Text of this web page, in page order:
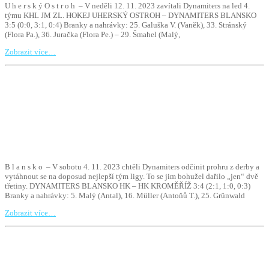
U h e r s k ý O s t r o h – V neděli 12. 11. 2023 zavítali Dynamiters na led 4.
týmu KHL JM ZL. HOKEJ UHERSKÝ OSTROH – DYNAMITERS BLANSKO
3:5 (0:0, 3:1, 0:4) Branky a nahrávky: 25. Galuška V. (Vaněk), 33. Stránský
(Flora Pa.), 36. Juračka (Flora Pe.) – 29. Šmahel (Malý,
Zobrazit více…
B l a n s k o – V sobotu 4. 11. 2023 chtěli Dynamiters odčinit prohru z derby a
vytáhnout se na doposud nejlepší tým ligy. To se jim bohužel dařilo „jen“ dvě
třetiny. DYNAMITERS BLANSKO HK – HK KROMĚŘÍŽ 3:4 (2:1, 1:0, 0:3)
Branky a nahrávky: 5. Malý (Antal), 16. Müller (Antoňů T.), 25. Grünwald
Zobrazit více…